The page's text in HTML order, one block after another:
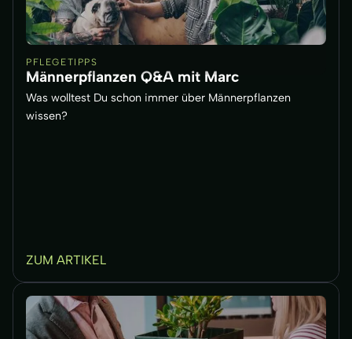
PFLEGETIPPS
Männerpflanzen Q&A mit Marc
Was wolltest Du schon immer über Männerpflanzen
wissen?
ZUM ARTIKEL